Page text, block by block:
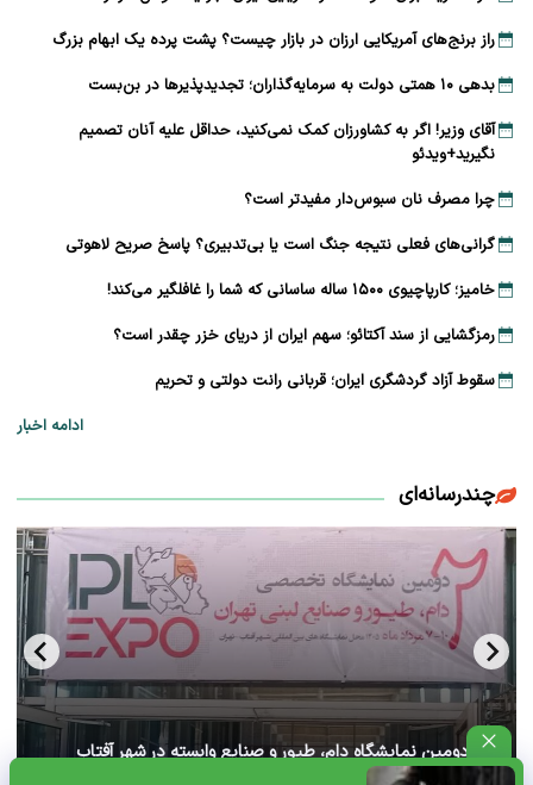
راز برنج‌های آمریکایی ارزان در بازار چیست؟ پشت پرده یک ابهام بزرگ
بدهی ۱۰ همتی دولت به سرمایه‌گذاران؛ تجدیدپذیرها در بن‌بست
آقای وزیر! اگر به کشاورزان کمک نمی‌کنید، حداقل علیه آنان تصمیم
نگیرید+ویدئو
چرا مصرف نان سبوس‌دار مفیدتر است؟
گرانی‌های فعلی نتیجه جنگ است یا بی‌تدبیری؟ پاسخ صریح لاهوتی
خامیز؛ کارپاچیوی ۱۵۰۰ ساله ساسانی که شما را غافلگیر می‌کند!
رمزگشایی از سند آکتائو؛ سهم ایران از دریای خزر چقدر است؟
سقوط آزاد گردشگری ایران؛ قربانی رانت دولتی و تحریم
ادامه اخبار
چندرسانه‌ای
آغاز دومین نمایشگاه دام، طیور و صنایع وابسته در شهر آفتاب
تهران+ ویدئو